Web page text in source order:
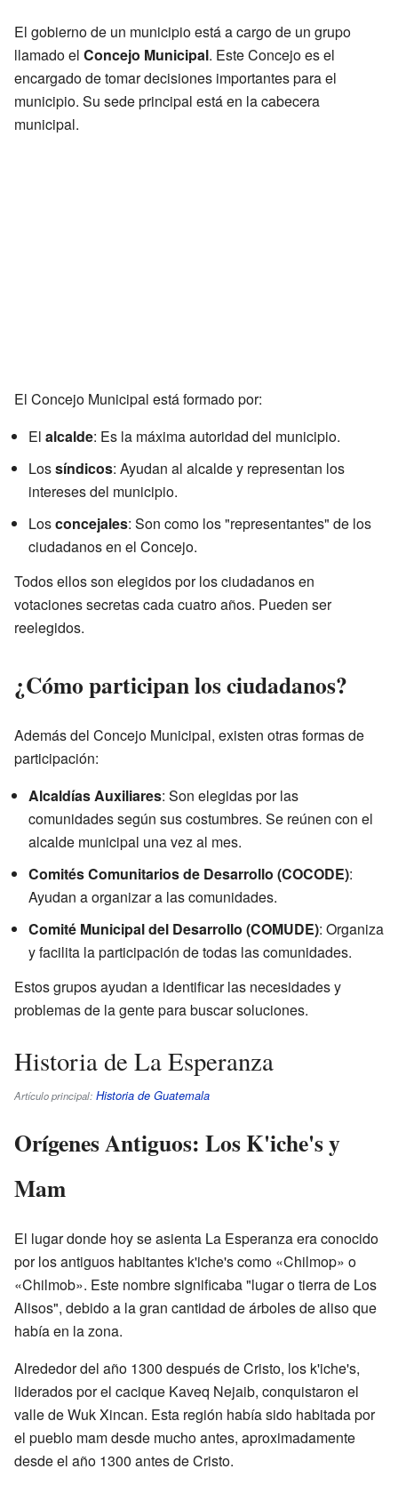
El gobierno de un municipio está a cargo de un grupo
llamado el Concejo Municipal. Este Concejo es el
encargado de tomar decisiones importantes para el
municipio. Su sede principal está en la cabecera
municipal.
El Concejo Municipal está formado por:
El alcalde: Es la máxima autoridad del municipio.
Lossíndicos: Ayudan al alcalde y representan los
intereses del municipio.
Losconcejales: Son como los "representantes" de los
ciudadanos en el Concejo.
Todos ellos son elegidos por los ciudadanos en
votaciones secretas cada cuatro años. Pueden ser
reelegidos.
¿Cómo participan los ciudadanos?
Además del Concejo Municipal, existen otras formas de
participación:
Alcaldías Auxiliares: Son elegidas por las
comunidades según sus costumbres. Se reúnen con el
alcalde municipal una vez al mes.
Comités Comunitarios de Desarrollo (COCODE):
Ayudan a organizar a las comunidades.
Comité Municipal del Desarrollo (COMUDE): Organiza
y facilita la participación de todas las comunidades.
Estos grupos ayudan a identificar las necesidades y
problemas de la gente para buscar soluciones.
Historia de La Esperanza
Artículo principal: Historia de Guatemala
Orígenes Antiguos: Los K'iche's y
Mam
El lugar donde hoy se asienta La Esperanza era conocido
por los antiguos habitantes k'iche's como «Chilmop» o
«Chilmob». Este nombre significaba "lugar o tierra de Los
Alisos", debido a la gran cantidad de árboles de aliso que
había en la zona.
Alrededor del año 1300 después de Cristo, los k'iche's,
liderados por el cacique Kaveq Nejaib, conquistaron el
valle de Wuk Xincan. Esta región había sido habitada por
el pueblo mam desde mucho antes, aproximadamente
desde el año 1300 antes de Cristo.